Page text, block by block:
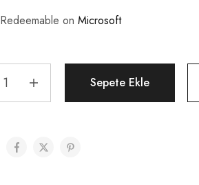
Redeemable on Microsoft
Sepete Ekle